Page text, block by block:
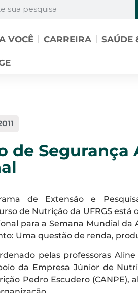
VOCÊ CARREIRA SAÚDE
de Segurança
de Extensão e
de Nutrição da UFRGS
para a Semana Mundial da
Uma questão de renda,
pelas professoras
da Empresa Júnior de
Pedro Escudero (CANPE),